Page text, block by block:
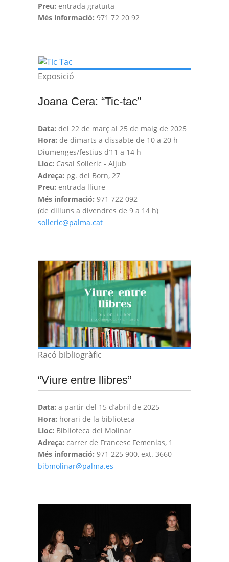
Preu: entrada gratuïta
Més informació: 971 72 20 92
Exposició
Joana Cera: “Tic-tac”
Data: del 22 de març al 25 de maig de 2025
Hora: de dimarts a dissabte de 10 a 20 h
Diumenges/festius d’11 a 14 h
Lloc: Casal Solleric - Aljub
Adreça: pg. del Born, 27
Preu: entrada lliure
Més informació: 971 722 092
(de dilluns a divendres de 9 a 14 h)
solleric@palma.cat
Racó bibliogràfic
“Viure entre llibres”
Data: a partir del 15 d’abril de 2025
Hora: horari de la biblioteca
Lloc: Biblioteca del Molinar
Adreça: carrer de Francesc Femenias, 1
Més informació: 971 225 900, ext. 3660
bibmolinar@palma.es